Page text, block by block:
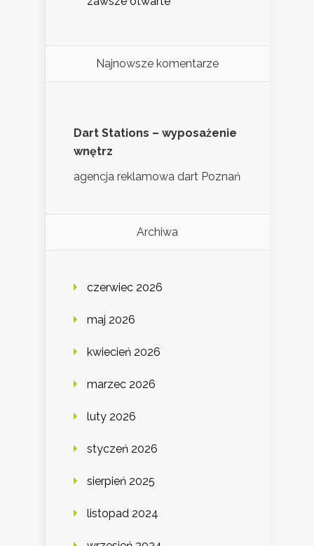
Najnowsze komentarze
Dart Stations – wyposażenie
wnętrz
agencja reklamowa dart Poznań
Archiwa
czerwiec 2026
maj 2026
kwiecień 2026
marzec 2026
luty 2026
styczeń 2026
sierpień 2025
listopad 2024